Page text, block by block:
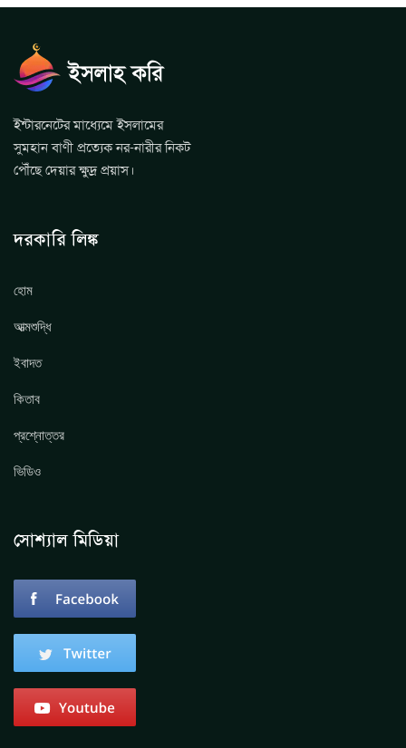
ইন্টারনেটের মাধ্যেমে ইসলামের
সুমহান বাণী প্রত্যেক নর-নারীর নিকট
পৌঁছে দেয়ার ক্ষুদ্র প্রয়াস।
দরকারি লিঙ্ক
হোম
আত্মশুদ্ধি
ইবাদত
কিতাব
প্রশ্নোত্তর
ভিডিও
সোশ্যাল মিডিয়া